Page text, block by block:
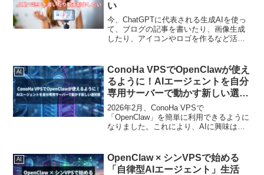
い
今、ChatGPTに代表される生成AIを使っ
て、ブログの記事を書いたり、画像生成
したり、アイコンやロゴを作るなど活用
た。今回は、この生成ＡＩに興味があり
記事作成や画像生成...
AI
ConoHa VPSでOpenClawが使え
るように！AIエージェントを自分
専用サーバーで動かす新しい選択
肢
2026年2月、ConoHa VPSで
「OpenClaw」を簡単に利用できるように
なりました。これにより、AIに興味はあ
でも、実行型AIエージェントを現実的に
試せる環境...
AI
OpenClaw × シンVPSで始める
「自律型AIエージェント」生活